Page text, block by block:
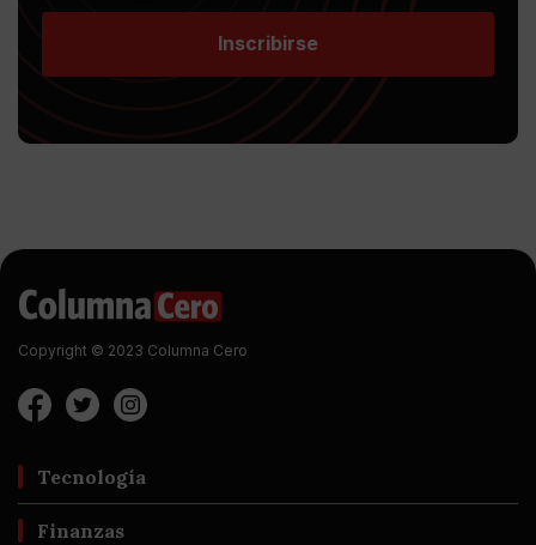
Inscribirse
Copyright © 2023 Columna Cero
Tecnología
Finanzas